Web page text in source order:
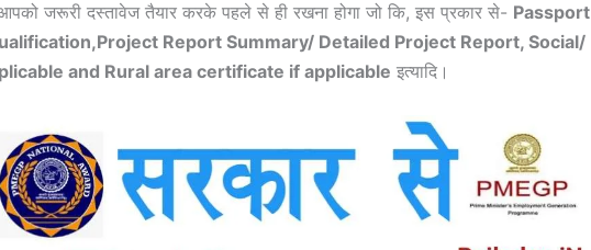
जरूरी दस्तावेज तैयार करके पहले से ही रखना होगा जो कि, इस प्रकार से- Passport
Report Summary/ Detailed Project Report, Social/
and Rural area certificate if applicable इत्यादि।